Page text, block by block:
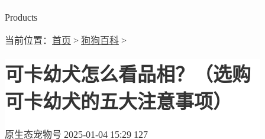
Products
当前位置： 首页 > 狗狗百科 >
可卡幼犬怎么看品相？（选购
可卡幼犬的五大注意事项）
原生态宠物号 2025-01-04 15:29 127